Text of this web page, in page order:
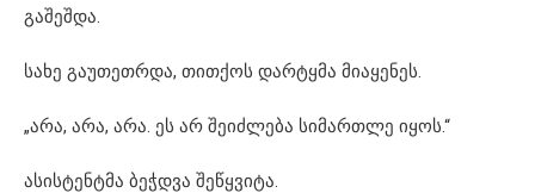
გაშეშდა.
სახე გაუთეთრდა, თითქოს დარტყმა მიაყენეს.
„არა, არა, არა. ეს არ შეიძლება სიმართლე იყოს.“
ასისტენტმა ბეჭდვა შეწყვიტა.